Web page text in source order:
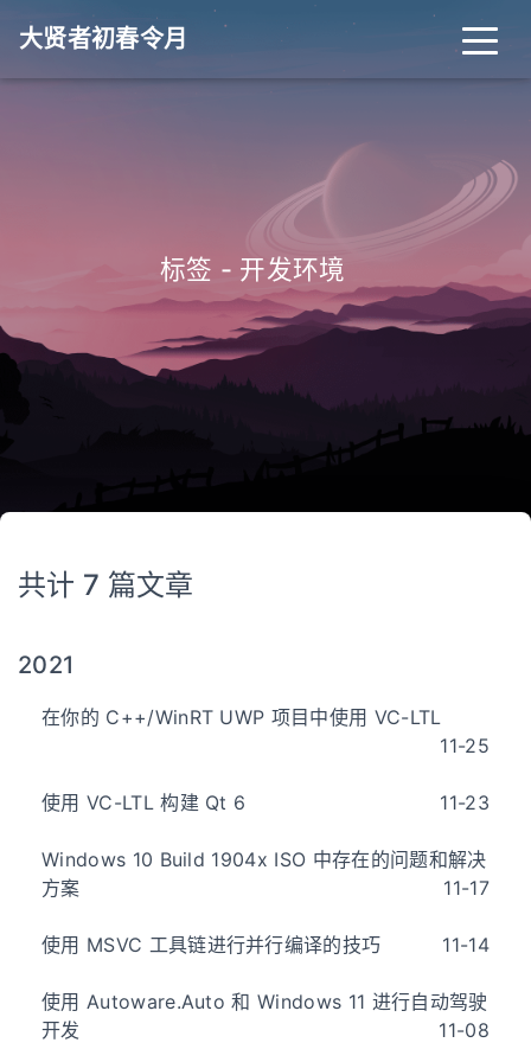
大贤者初春令月
标签 - 开发环境
共计 7 篇文章
2021
在你的 C++/WinRT UWP 项目中使用 VC-LTL
11-25
使用 VC-LTL 构建 Qt 6 11-23
Windows 10 Build 1904x ISO 中存在的问题和解决
方案
11-17
使用 MSVC 工具链进行并行编译的技巧 11-14
使用 Autoware.Auto 和 Windows 11 进行自动驾驶
开发
11-08